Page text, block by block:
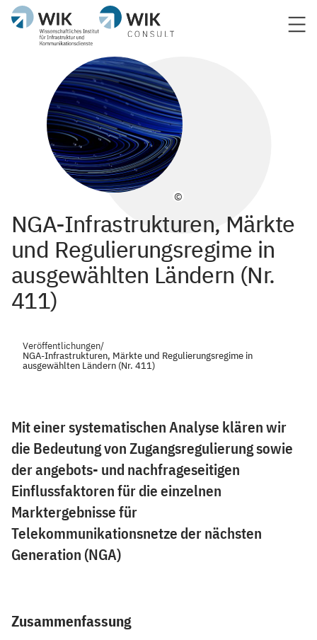
©
NGA-Infrastrukturen, Märkte
und Regulierungsregime in
ausgewählten Ländern (Nr.
411)
Veröffentlichungen/
NGA-Infrastrukturen, Märkte und Regulierungsregime in
ausgewählten Ländern (Nr. 411)
Mit einer systematischen Analyse klären wir
die Bedeutung von Zugangsregulierung sowie
der angebots- und nachfrageseitigen
Einflussfaktoren für die einzelnen
Marktergebnisse für
Telekommunikationsnetze der nächsten
Generation (NGA)
Zusammenfassung